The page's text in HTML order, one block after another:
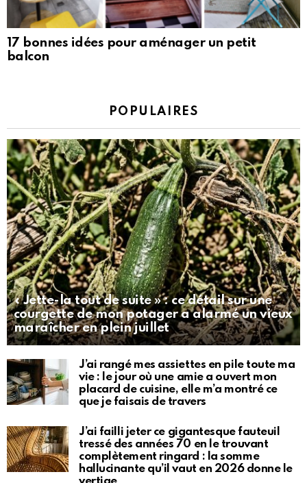
17 bonnes idées pour aménager un petit
balcon
POPULAIRES
« Jette-la tout de suite » : ce détail sur une
courgette de mon potager a alarmé un vieux
maraîcher en plein juillet
J’ai rangé mes assiettes en pile toute ma
vie : le jour où une amie a ouvert mon
placard de cuisine, elle m’a montré ce
que je faisais de travers
J’ai failli jeter ce gigantesque fauteuil
tressé des années 70 en le trouvant
complètement ringard : la somme
hallucinante qu’il vaut en 2026 donne le